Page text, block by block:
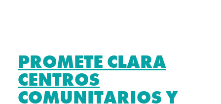
PROMETE CLARA
CENTROS
COMUNITARIOS Y